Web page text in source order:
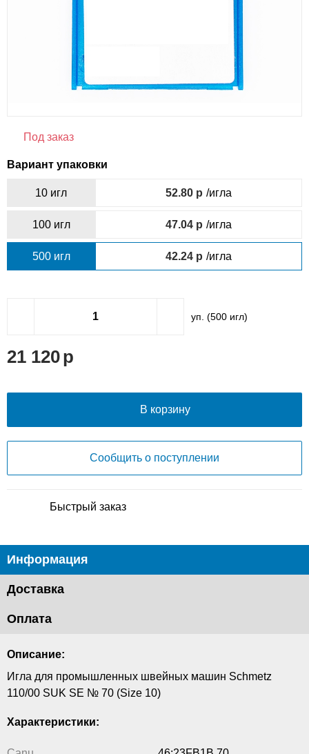
Под заказ
Вариант упаковки
10 игл 52.80 /игла
100 игл 47.04 /игла
500 игл 42.24 /игла
уп. (500игл)
21 120
В корзину
Сообщить о поступлении
Быстрый заказ
Информация
Доставка
Оплата
Описание:
Игла для промышленных швейных машин Schmetz
110/00 SUK SE № 70 (Size 10)
Характеристики: